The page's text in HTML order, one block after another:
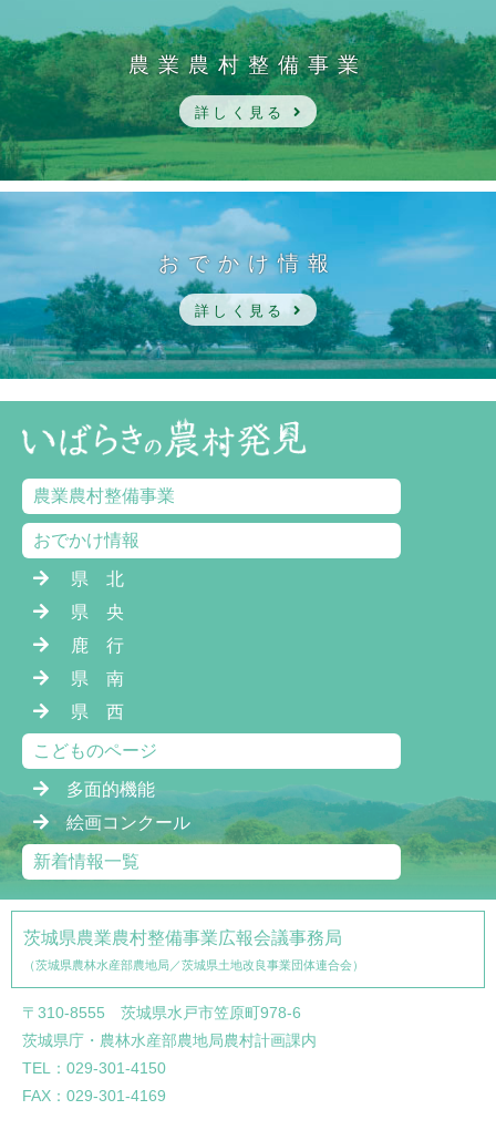
農業農村整備事業
詳しく見る
おでかけ情報
詳しく見る
農業農村整備事業
おでかけ情報
県 北
県 央
鹿 行
県 南
県 西
こどものページ
多面的機能
絵画コンクール
新着情報一覧
茨城県農業農村整備事業広報会議事務局
（茨城県農林水産部農地局／茨城県土地改良事業団体連合会）
〒310-8555 茨城県水戸市笠原町978-6
茨城県庁・農林水産部農地局農村計画課内
TEL：029-301-4150
FAX：029-301-4169